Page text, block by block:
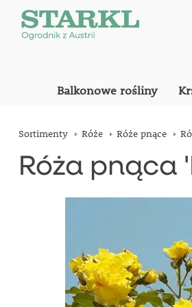
Balkonowe rośliny
Sortimenty Róże Róże pnące
Róża pnąca